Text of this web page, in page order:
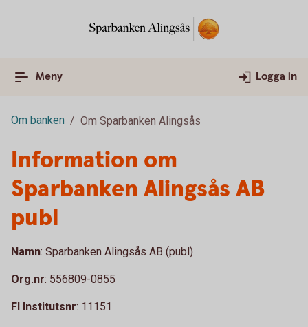
Meny Logga in
Om banken Om Sparbanken Alingsås
Information om
Sparbanken Alingsås AB
publ
Namn: Sparbanken Alingsås AB (publ)
Org.nr: 556809-0855
FI Institutsnr: 11151